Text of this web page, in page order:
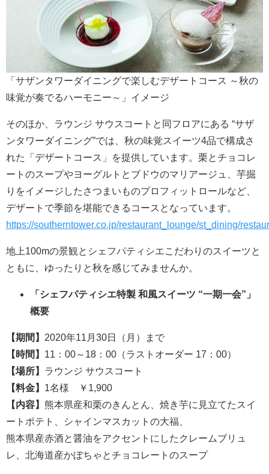
「サザンタワーダイニングで楽しむデザートコース ～秋の
味覚が奏でるハーモニー～」イメージ
そのほか、ラウンジ サウスコートと同フロアにある “サザ
ンタワーダイニング”では、秋の味覚スイーツ4品で構成さ
れた「デザートコース」を提供しています。栗とチョコレ
ートのスープやヨーグルトとブドウのマリアージュ、芋掘
りをイメージしたさつまいものプロフィットロールなど、
デザートで季節を堪能できるコースとなっています。
https://southerntower.co.jp/restaurant_lounge/st_dining/
地上100mの景観とシェフパティシエこだわりのスイーツと
ともに、ゆったりと秋を感じてみませんか。
「シェフパティシエ特製 和風スイーツ “一期一会”」
概要
【期間】 2020年11月30日（月）まで
【時間】 11：00～18：00（ラストオーダー 17：00）
【場所】 ラウンジ サウスコート
【料金】 1名様 ￥1,900
【内容】 熊本県産和栗のきんとん、焼き芋に見立てたスイ
ートポテト、シャインマスカットの大福、
熊本県産赤酒と醤油をアクセントにしたクレームブリュ
レ、北海道産かぼちゃとチョコレートのスープ